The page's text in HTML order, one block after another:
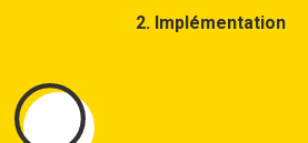
2. Implémentation